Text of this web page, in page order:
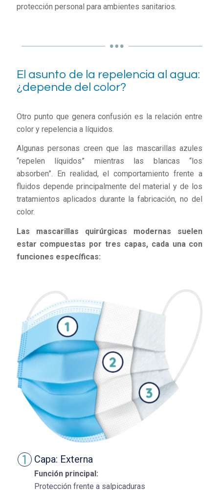
protección personal para ambientes sanitarios.
El asunto de la repelencia al agua:
¿depende del color?
Otro punto que genera confusión es la relación entre
color y repelencia a líquidos.
Algunas personas creen que las mascarillas azules
“repelen líquidos” mientras las blancas “los
absorben”. En realidad, el comportamiento frente a
fluidos depende principalmente del material y de los
tratamientos aplicados durante la fabricación, no del
color.
Las mascarillas quirúrgicas modernas suelen
estar compuestas por tres capas, cada una con
funciones específicas:
Capa: Externa
Función principal:
Protección frente a salpicaduras